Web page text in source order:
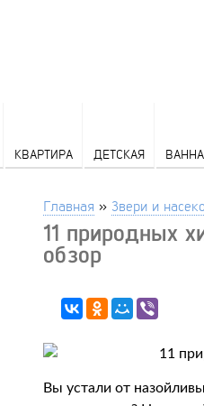
КВАРТИРА ДЕТСКАЯ
Главная » Звери и
11 природных
обзор
Вы устали от